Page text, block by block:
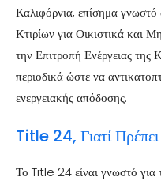
Καλιφόρνια, επίσημα
Κτιρίων για Οικιστικά και
την Επιτροπή Ενέργειας της
περιοδικά ώστε να
ενεργειακής απόδοσης.
Title 24, Γιατί
Το Title 24 είναι γνωστό για